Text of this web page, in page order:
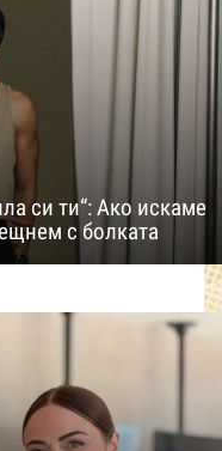
си ти“: Ако искаме
с болката